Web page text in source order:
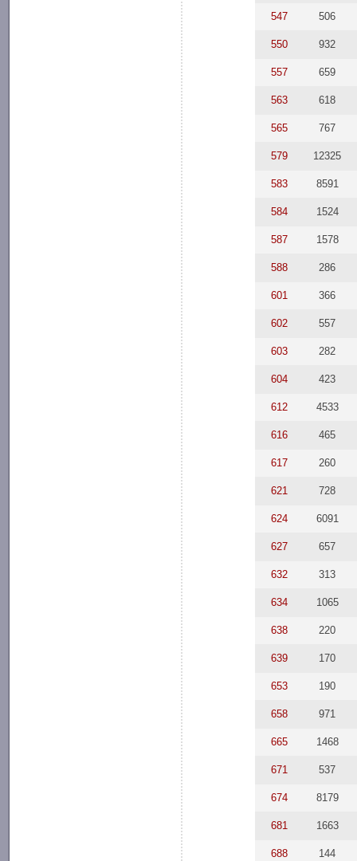
547 506
550 932
557 659
563 618
565 767
579 12325
583 8591
584 1524
587 1578
588 286
601 366
602 557
603 282
604 423
612 4533
616 465
617 260
621 728
624 6091
627 657
632 313
634 1065
638 220
639 170
653 190
658 971
665 1468
671 537
674 8179
681 1663
688 144